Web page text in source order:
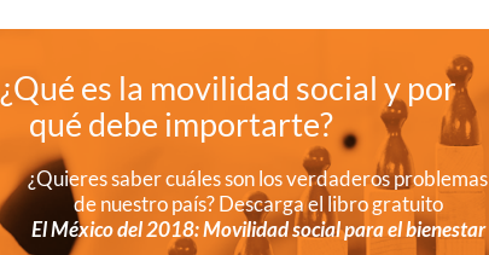
¿Qué es la movilidad social y por
qué debe importarte?
¿Quieres saber cuáles son los verdaderos problemas
de nuestro país? Descarga el libro gratuito
El México del 2018: Movilidad social para el bienestar